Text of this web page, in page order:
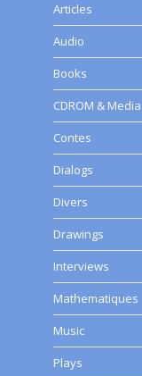
Articles
Audio
Books
CDROM & Media
Contes
Dialogs
Divers
Drawings
Interviews
Mathematiques
Music
Plays